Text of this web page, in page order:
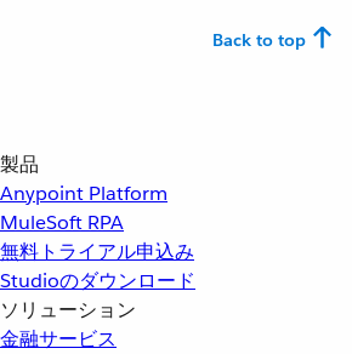
Back to top
製品
Anypoint Platform
MuleSoft RPA
無料トライアル申込み
Studioのダウンロード
ソリューション
金融サービス